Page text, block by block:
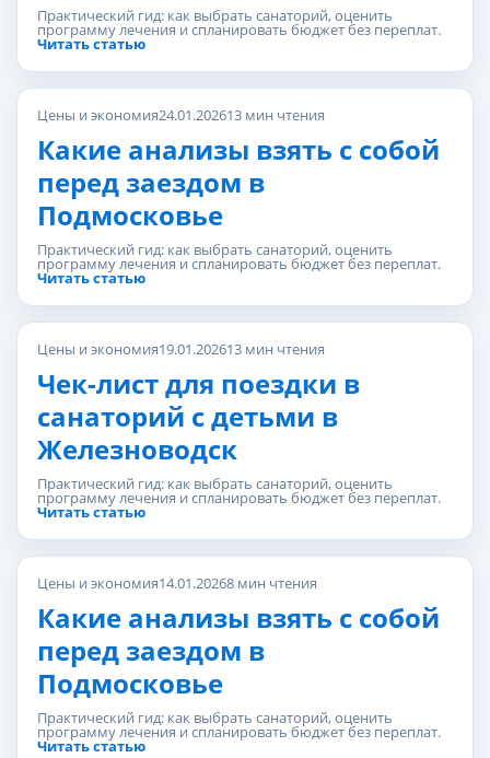
Практический гид: как выбрать санаторий, оценить
программу лечения и спланировать бюджет без переплат.
Читать статью
Цены и экономия24.01.202613 мин чтения
Какие анализы взять с собой
перед заездом в
Подмосковье
Практический гид: как выбрать санаторий, оценить
программу лечения и спланировать бюджет без переплат.
Читать статью
Цены и экономия19.01.202613 мин чтения
Чек-лист для поездки в
санаторий с детьми в
Железноводск
Практический гид: как выбрать санаторий, оценить
программу лечения и спланировать бюджет без переплат.
Читать статью
Цены и экономия14.01.20268 мин чтения
Какие анализы взять с собой
перед заездом в
Подмосковье
Практический гид: как выбрать санаторий, оценить
программу лечения и спланировать бюджет без переплат.
Читать статью